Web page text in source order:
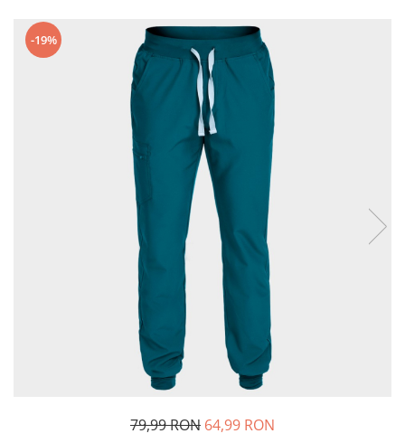
Saci menajeri (Unitate Protejata)
Agende, calendare si organizatoare
Agende personalizabile
Organizatoare business
Birotica si papetarie
Hartie si articole din hartie
Bibliorafturi, caiete mecanice,
Capsatoare, capse si perforatoare
Caiete si blocnotesuri
Dosare, folii protectie si mape
Accesorii diverse pentru birou
Etichetare si ambalare
Arhivare si depozitare
-19%
79,99 RON 64,99 RON